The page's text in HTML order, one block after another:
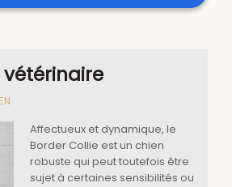
Affectueux et dynamique, le
Border Collie est un chien
robuste qui peut toutefois être
sujet à certaines sensibilités ou